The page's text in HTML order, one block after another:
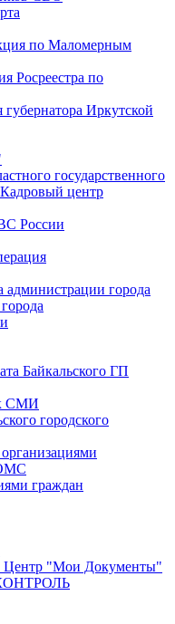
по Маломерным
Росреестра по
Иркутской
государственного
центр
России
администрации города
Байкальского ГП
СМИ
городского
граждан
"Мои Документы"